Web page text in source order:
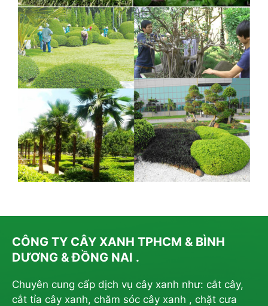
CÔNG TY CÂY XANH TPHCM & BÌNH
DƯƠNG & ĐỒNG NAI .
Chuyên cung cấp dịch vụ cây xanh như: cắt cây,
cắt tỉa cây xanh, chăm sóc cây xanh , chặt cưa